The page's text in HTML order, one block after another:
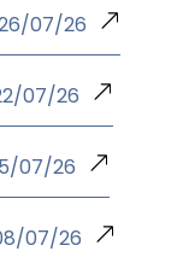
07/26
07/26
07/26
07/26